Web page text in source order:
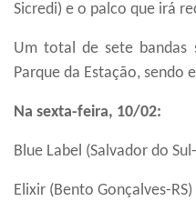
Sicredi) e o palco que irá
Um total de sete bandas
Parque da Estação, sendo
Na sexta-feira, 10/02:
Blue Label (Salvador do
Elixir (Bento Gonçalves-RS)